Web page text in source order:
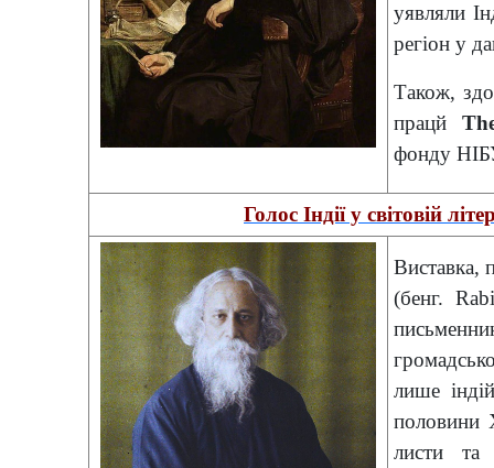
уявляли
регіон у
Також,
працй
фонду
Голос Індії у світовій
Виставка,
(бенг.
лише
половини
листи та